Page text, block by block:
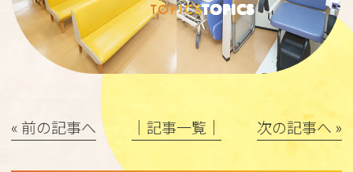
TOPICSTOPICS
« 前の記事へ │記事一覧│ 次の記事へ »